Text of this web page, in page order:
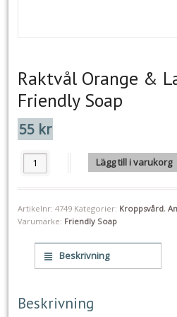
Raktvål Orange &
Friendly Soap
55 kr
Raktvål Orange & Lavender 95g
Lägg till i varukorg
Artikelnr: 4749 Kategorier: Kroppsvård,
Varumärke: Friendly Soap
Beskrivning
Beskrivning